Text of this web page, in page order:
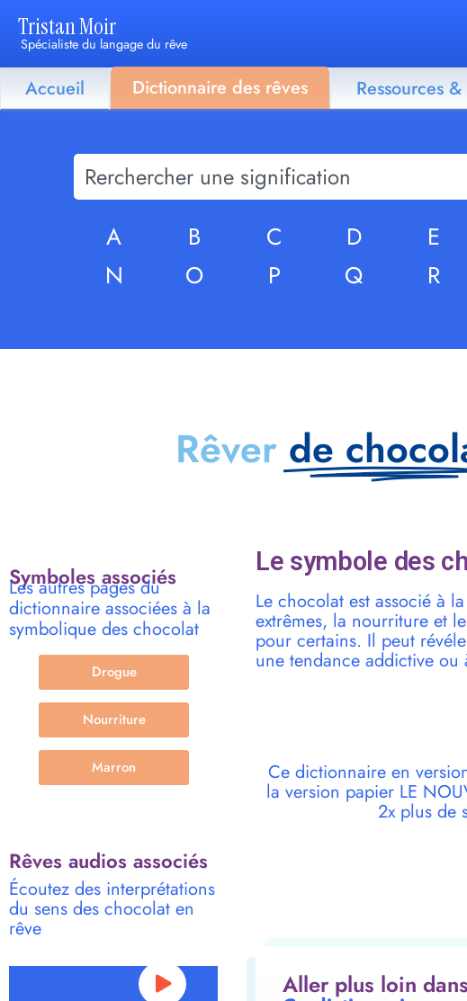
Tristan Moir
Spécialiste du langage du rêve
Accueil Dictionnaire des rêves Ressources
A B C D E
N
O P Q R
Rêver de
Symboles associés
Les autres pages du
dictionnaire associées à la
symbolique des chocolat
Drogue
Nourriture
Marron
Rêves audios associés
Écoutez des interprétations
du sens des chocolat en
rêve
Le symbole des
Le chocolat est associé à
extrêmes, la nourriture et
pour certains. Il peut
une tendance addictive ou
Ce dictionnaire en
la version papier LE
2x plus de
Aller plus loin